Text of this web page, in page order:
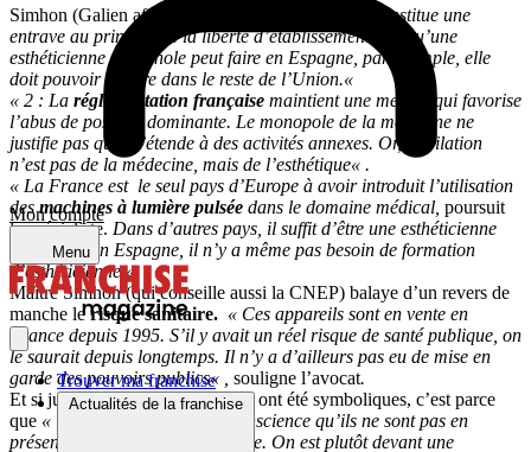
Mon compte
Menu
Trouver ma franchise
Actualités de la franchise
Simhon (Galien affaires) :
« 1 :L’arrêté de 1962 constitue une
entrave au principe de la liberté d’établissement. Ce qu’une
esthéticienne espagnole peut faire en Espagne, par exemple, elle
doit pouvoir le faire dans le reste de l’Union.«
« 2 : La réglementation française maintient une mesure qui favorise
l’abus de position dominante. Le monopole de la médecine ne
justifie pas qu’il s’étende à des activités annexes. Or, l’épilation
n’est pas de la médecine, mais de l’esthétique« .
« La France est le seul pays d’Europe à avoir introduit l’utilisation
desmachines à lumière pulsée dans le domaine médical, poursuit
le spécialiste. Dans d’autres pays, il suffit d’être une esthéticienne
diplômée. En Espagne, il n’y a même pas besoin de formation
d’esthéticienne.«
Maître Simhon (qui conseille aussi la CNEP) balaye d’un revers de
manche lerisque sanitaire. « Ces appareils sont en vente en
France depuis 1995. S’il y avait un réel risque de santé publique, on
le saurait depuis longtemps. Il n’y a d’ailleurs pas eu de mise en
garde des pouvoirs publics« , souligne l’avocat.
Et si jusqu’ici les condamnations ont été symboliques, c’est parce
que « les magistrats ont bien conscience qu’ils ne sont pas en
présence d’une vraie délinquance. On est plutôt devant une